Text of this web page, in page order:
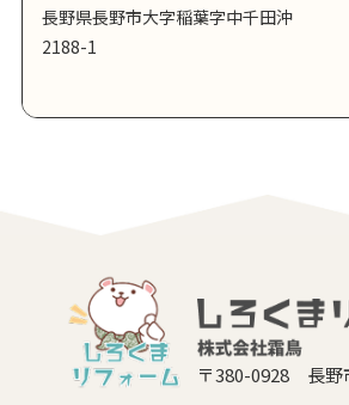
長野県長野市大字稲葉字中千田沖
2188-1
〒380-0928 長野